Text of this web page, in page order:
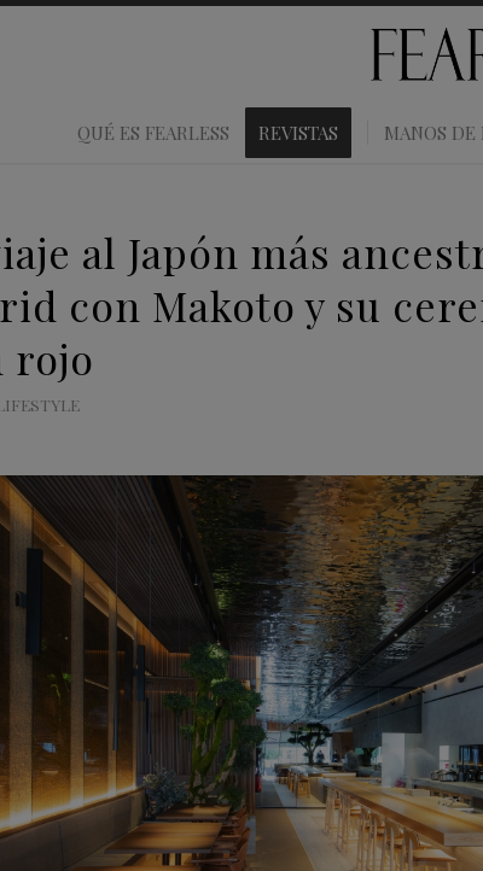
QUÉ ES FEARLESS REVISTAS MANOS DE
al Japón más
con Makoto y su
rojo